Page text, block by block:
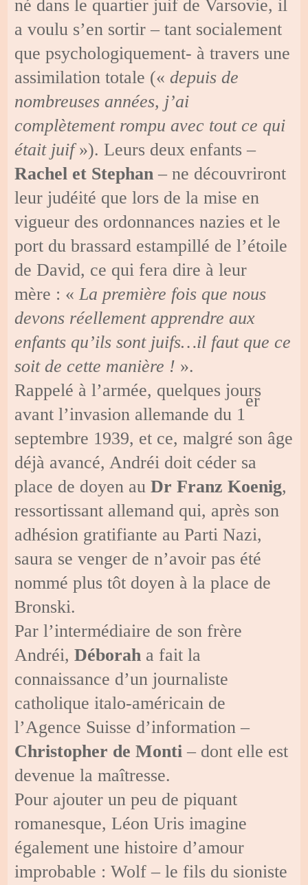
né dans le quartier juif de Varsovie, il
a voulu s’en sortir – tant socialement
que psychologiquement- à travers une
assimilation totale («depuis de
nombreuses années, j’ai
complètement rompu avec tout ce qui
était juif»). Leurs deux enfants –
Rachel et Stephan – ne découvriront
leur judéité que lors de la mise en
vigueur des ordonnances nazies et le
port du brassard estampillé de l’étoile
de David, ce qui fera dire à leur
mère : «La première fois que nous
devons réellement apprendre aux
enfants qu’ils sont juifs…il faut que ce
soit de cette manière ! ».
Rappelé à l’armée, quelques jours
avant l’invasion allemande du 1
er
septembre 1939, et ce, malgré son âge
déjà avancé, Andréi doit céder sa
place de doyen auDr Franz Koenig,
ressortissant allemand qui, après son
adhésion gratifiante au Parti Nazi,
saura se venger de n’avoir pas été
nommé plus tôt doyen à la place de
Bronski.
Par l’intermédiaire de son frère
Andréi,Déborah a fait la
connaissance d’un journaliste
catholique italo-américain de
l’Agence Suisse d’information –
Christopher de Monti – dont elle est
devenue la maîtresse.
Pour ajouter un peu de piquant
romanesque, Léon Uris imagine
également une histoire d’amour
improbable : Wolf – le fils du sioniste